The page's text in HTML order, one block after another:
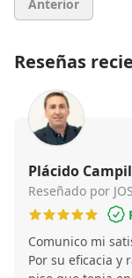
Anterior
Reseñas
Plácido
- Oviedo -
Reseñado por
Comunico mi
Por su eficacia y